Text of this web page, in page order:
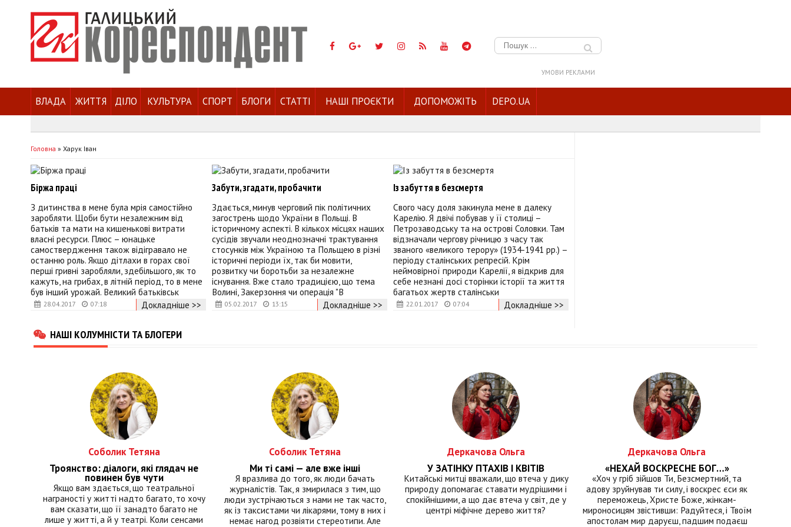
Пошук:
УМОВИ РЕКЛАМИ
ВЛАДА ЖИТТЯ ДІЛО КУЛЬТУРА СПОРТ БЛОГИ СТАТТІ НАШІ ПРОЄКТИ ДОПОМОЖІТЬ DEPO.UA
Головна » Харук Іван
28.04.2017 07:18
Біржа праці
З дитинства в мене була мрія самостійно
заробляти. Щоби бути незалежним від
батьків та мати на кишенькові витрати
власні ресурси. Плюс – юнацьке
самоствердження також відігравало не
останню роль. Якщо дітлахи в горах свої
перші гривні заробляли, здебільшого, як то
кажуть, на грибах, в літній період, то в мене
був інший урожай. Великий батьківськ
Докладніше >>
05.02.2017 13:15
Забути, згадати, пробачити
Здається, минув черговий пік політичних
загострень щодо України в Польщі. В
історичному аспекті. В кількох місцях наших
сусідів звучали неоднозначні трактування
стосунків між Україною та Польщею в різні
історичні періоди їх, так би мовити,
розвитку чи боротьби за незалежне
існування. Вже стало традицією, що тема
Волині, Закерзоння чи операція "В
Докладніше >>
22.01.2017 07:04
Із забуття в безсмертя
Свого часу доля закинула мене в далеку
Карелію. Я двічі побував у її столиці –
Петрозаводську та на острові Соловки. Там
відзначали чергову річницю з часу так
званого «великого терору» (1934-1941 рр.) –
періоду сталінських репресій. Крім
неймовірної природи Карелії, я відкрив для
себе незнані досі сторінки історії та життя
багатьох жертв сталінськи
Докладніше >>
НАШІ КОЛУМНІСТИ ТА БЛОГЕРИ
Соболик Тетяна
Троянство: діалоги, які глядач не
повинен був чути
Якщо вам здається, що театральної
награності у житті надто багато, то хочу
вам сказати, що її занадто багато не
лише у житті, а й у театрі. Коли сенсами
Соболик Тетяна
Ми ті самі — але вже інші
Я вразлива до того, як люди бачать
журналістів. Так, я змирилася з тим, що
люди зустрічаються з нами не так часто,
як із таксистами чи лікарями, тому в них і
немає нагод розвіяти стереотипи. Але
Деркачова Ольга
У ЗАТІНКУ ПТАХІВ І КВІТІВ
Китайські митці вважали, що втеча у дику
природу допомагає ставати мудрішими і
спокійнішими, а що дає втеча у світ, де у
центрі міфічне дерево життя?
Деркачова Ольга
«НЕХАЙ ВОСКРЕСНЕ БОГ…»
«Хоч у гріб зійшов Ти, Безсмертний, та
адову зруйнував ти силу, і воскрес єси як
переможець, Христе Боже, жінкам-
мироносицям звістивши: Радуйтеся, і Твоїм
апостолам мир даруєш, падшим подаєш